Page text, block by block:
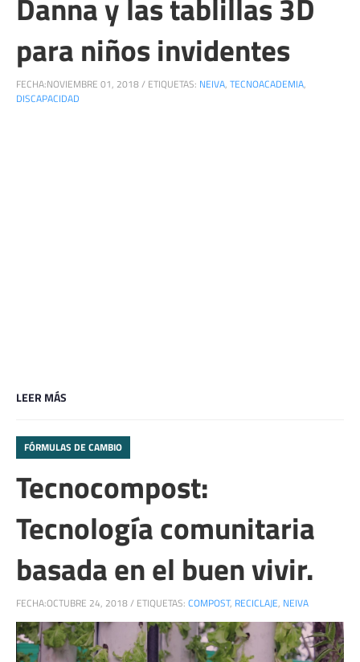
para niños invidentes
FECHA:NOVIEMBRE 01, 2018/ ETIQUETAS: NEIVA, TECNOACADEMIA,
DISCAPACIDAD
LEER MÁS
FÓRMULAS DE CAMBIO
Tecnocompost:
Tecnología comunitaria
basada en el buen vivir.
FECHA:OCTUBRE 24, 2018/ ETIQUETAS: COMPOST, RECICLAJE, NEIVA